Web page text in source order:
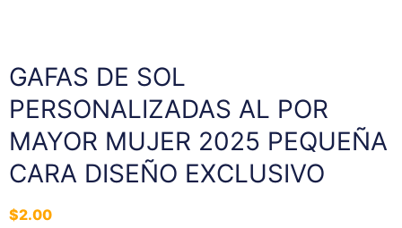
GAFAS DE SOL
PERSONALIZADAS AL POR
MAYOR MUJER 2025 PEQUEÑA
CARA DISEÑO EXCLUSIVO
$2.00